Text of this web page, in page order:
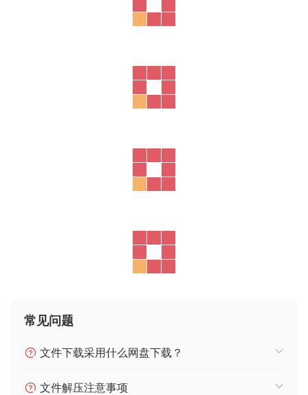
常见问题
文件下载采用什么网盘下载？
文件解压注意事项